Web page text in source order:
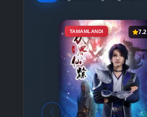
TAMAMLANDI 7.2